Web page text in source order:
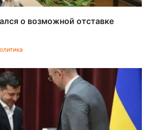
о возможной отставке